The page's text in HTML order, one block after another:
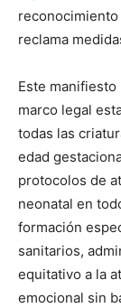
reclama
Este
marco legal
todas las
edad
protocolos de
neonatal en
formación
sanitarios,
equitativo a la
emocional sin